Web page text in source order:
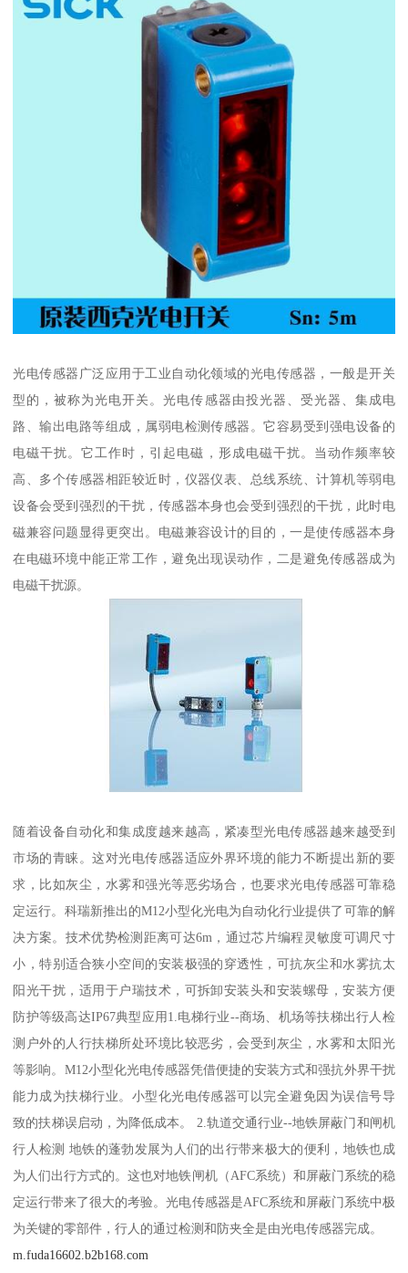
光电传感器广泛应用于工业自动化领域的光电传感器，一般是开关
型的，被称为光电开关。光电传感器由投光器、受光器、集成电
路、输出电路等组成，属弱电检测传感器。它容易受到强电设备的
电磁干扰。它工作时，引起电磁，形成电磁干扰。当动作频率较
高、多个传感器相距较近时，仪器仪表、总线系统、计算机等弱电
设备会受到强烈的干扰，传感器本身也会受到强烈的干扰，此时电
磁兼容问题显得更突出。电磁兼容设计的目的，一是使传感器本身
在电磁环境中能正常工作，避免出现误动作，二是避免传感器成为
电磁干扰源。
随着设备自动化和集成度越来越高，紧凑型光电传感器越来越受到
市场的青睐。这对光电传感器适应外界环境的能力不断提出新的要
求，比如灰尘，水雾和强光等恶劣场合，也要求光电传感器可靠稳
定运行。科瑞新推出的M12小型化光电为自动化行业提供了可靠的解
决方案。技术优势检测距离可达6m，通过芯片编程灵敏度可调尺寸
小，特别适合狭小空间的安装极强的穿透性，可抗灰尘和水雾抗太
阳光干扰，适用于户瑞技术，可拆卸安装头和安装螺母，安装方便
防护等级高达IP67典型应用1.电梯行业--商场、机场等扶梯出行人检
测户外的人行扶梯所处环境比较恶劣，会受到灰尘，水雾和太阳光
等影响。M12小型化光电传感器凭借便捷的安装方式和强抗外界干扰
能力成为扶梯行业。小型化光电传感器可以完全避免因为误信号导
致的扶梯误启动，为降低成本。 2.轨道交通行业--地铁屏蔽门和闸机
行人检测 地铁的蓬勃发展为人们的出行带来极大的便利，地铁也成
为人们出行方式的。这也对地铁闸机（AFC系统）和屏蔽门系统的稳
定运行带来了很大的考验。光电传感器是AFC系统和屏蔽门系统中极
为关键的零部件，行人的通过检测和防夹全是由光电传感器完成。
m.fuda16602.b2b168.com